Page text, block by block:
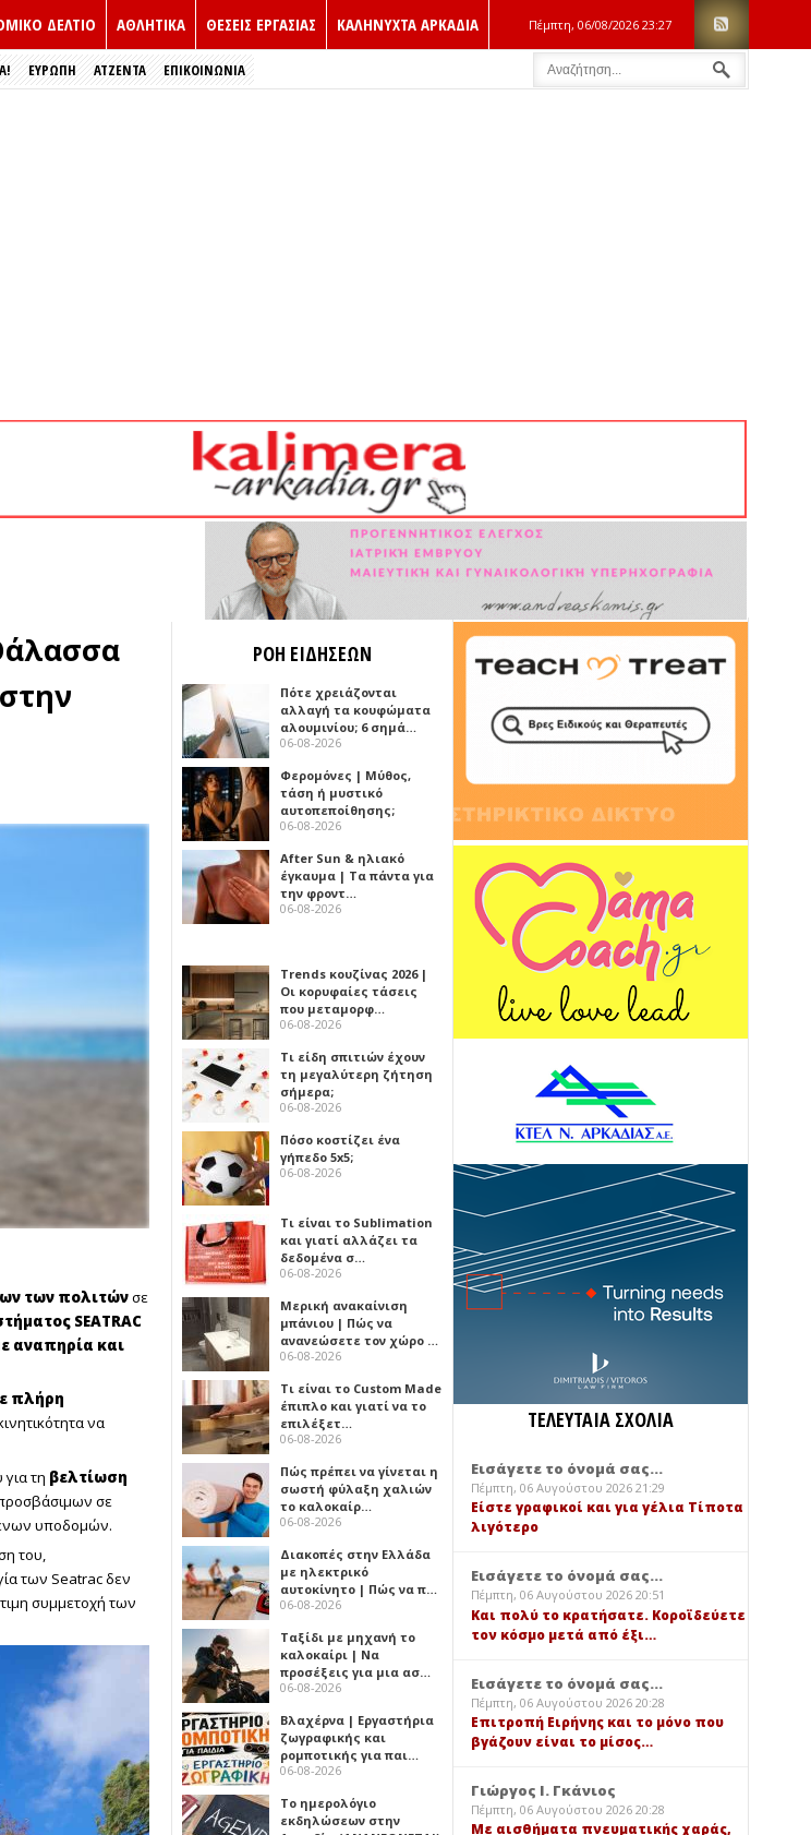
ΔΕΛΤΙΟ ΑΘΛΗΤΙΚΑ ΘΕΣΕΙΣ ΕΡΓΑΣΙΑΣ ΚΑΛΗΝΥΧΤΑ ΑΡΚΑΔΙΑ Πέμπτη, 06/08/2026 23:27
ΕΥΡΏΠΗ ΑΤΖΕΝΤΑ ΕΠΙΚΟΙΝΩΝΙΑ
των πολιτώνσε
SEATRAC
αναπηρία και
πλήρη
να
τη βελτίωση
σε
υποδομών.
του,
των Seatrac δεν
συμμετοχή των
ΡΟΗ ΕΙΔΗΣΕΩΝ
Πότε χρειάζονται
αλλαγή τα κουφώματα
αλουμινίου; 6 σημά…
06-08-2026
Φερομόνες | Μύθος,
τάση ή μυστικό
αυτοπεποίθησης;
06-08-2026
After Sun & ηλιακό
έγκαυμα | Τα πάντα για
την φροντ…
06-08-2026
Trends κουζίνας 2026 |
Οι κορυφαίες τάσεις
που μεταμορφ…
06-08-2026
Τι είδη σπιτιών έχουν
τη μεγαλύτερη ζήτηση
σήμερα;
06-08-2026
Πόσο κοστίζει ένα
γήπεδο 5x5;
06-08-2026
Τι είναι το Sublimation
και γιατί αλλάζει τα
δεδομένα σ…
06-08-2026
Μερική ανακαίνιση
μπάνιου | Πώς να
ανανεώσετε τον χώρο …
06-08-2026
Τι είναι το Custom Made
έπιπλο και γιατί να το
επιλέξετ…
06-08-2026
Πώς πρέπει να γίνεται η
σωστή φύλαξη χαλιών
το καλοκαίρ…
06-08-2026
Διακοπές στην Ελλάδα
με ηλεκτρικό
αυτοκίνητο | Πώς να π…
06-08-2026
Ταξίδι με μηχανή το
καλοκαίρι | Να
προσέξεις για μια ασ…
06-08-2026
Βλαχέρνα | Εργαστήρια
ζωγραφικής και
ρομποτικής για παι…
06-08-2026
Το ημερολόγιο
εκδηλώσεων στην
ΤΕΛΕΥΤΑΙΑ ΣΧΟΛΙΑ
Εισάγετε το όνομά σας...
Πέμπτη, 06 Αυγούστου 2026 21:29
Είστε γραφικοί και για γέλια Τίποτα
λιγότερο
Εισάγετε το όνομά σας...
Πέμπτη, 06 Αυγούστου 2026 20:51
Και πολύ το κρατήσατε. Κοροϊδεύετε
τον κόσμο μετά από έξι…
Εισάγετε το όνομά σας...
Πέμπτη, 06 Αυγούστου 2026 20:28
Επιτροπή Ειρήνης και το μόνο που
βγάζουν είναι το μίσος…
Γιώργος Ι. Γκάνιος
Πέμπτη, 06 Αυγούστου 2026 20:28
Με αισθήματα πνευματικής χαράς,